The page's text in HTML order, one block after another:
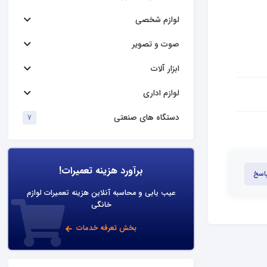
لوازم شخصی
صوت و تصویر
ابزار آلات
لوازم اداری
دستگاه های صنعتی
7
برآورد هزینه تعمیرات!
عیب یابی و محاسبه آنلاین هزینه تعمیرات لوازم
خانگی
بخش تعرفه خدمات